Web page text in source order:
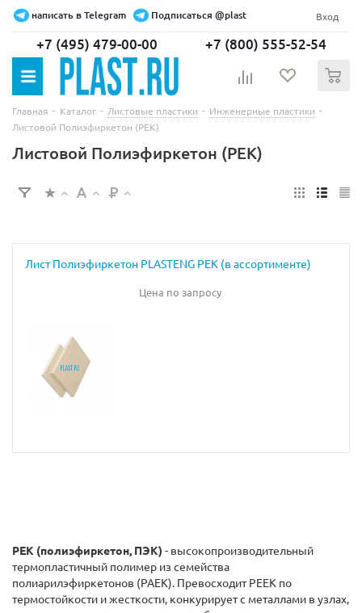
написать в Telegram Подписаться @plast Вход
+7 (495) 479-00-00 +7 (800) 555-52-54
Главная - Каталог - Листовые пластики - Инженерные пластики -
Листовой Полиэфиркетон (PEK)
Листовой Полиэфиркетон (PEK)
Лист Полиэфиркетон PLASTENG PEK (в ассортименте)
Цена по запросу
PEK (полиэфиркетон, ПЭК) - высокопроизводительный
термопластичный полимер из семейства
полиарилэфиркетонов (PAEK). Превосходит PEEK по
термостойкости и жесткости, конкурирует с металлами в узлах,